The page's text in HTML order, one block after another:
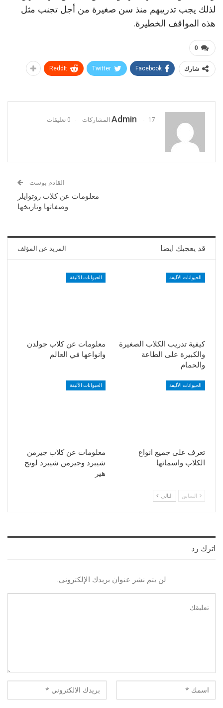
لذلك يجب تدريبهم منذ سن صغيرة من أجل تجنب مثل
هذه المواقف الخطيرة.
0
شارك Facebook
Twitter
ReddIt
Admin 17 المشاركات 0 تعليقات
القادم بوست
معلومات عن كلاب روتوايلر
وصفاتها وتاريخها
قد يعجبك ايضا المزيد عن المؤلف
الحيوانات الأليفة
كيفية تدريب الكلاب الصغيرة
والكبيرة على الطاعة
والحمام
الحيوانات الأليفة
معلومات عن كلاب جولدن
وانواعها في العالم
الحيوانات الأليفة
تعرف على جميع انواع
الكلاب واسمائها
الحيوانات الأليفة
معلومات عن كلاب جيرمن
شيبرد وجيرمن شيبرد لونج
هير
السابق التالي
اترك رد
لن يتم نشر عنوان بريدك الإلكتروني.